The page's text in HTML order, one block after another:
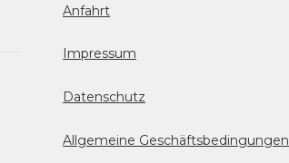
Anfahrt
Impressum
Datenschutz
Allgemeine Geschäftsbedingungen